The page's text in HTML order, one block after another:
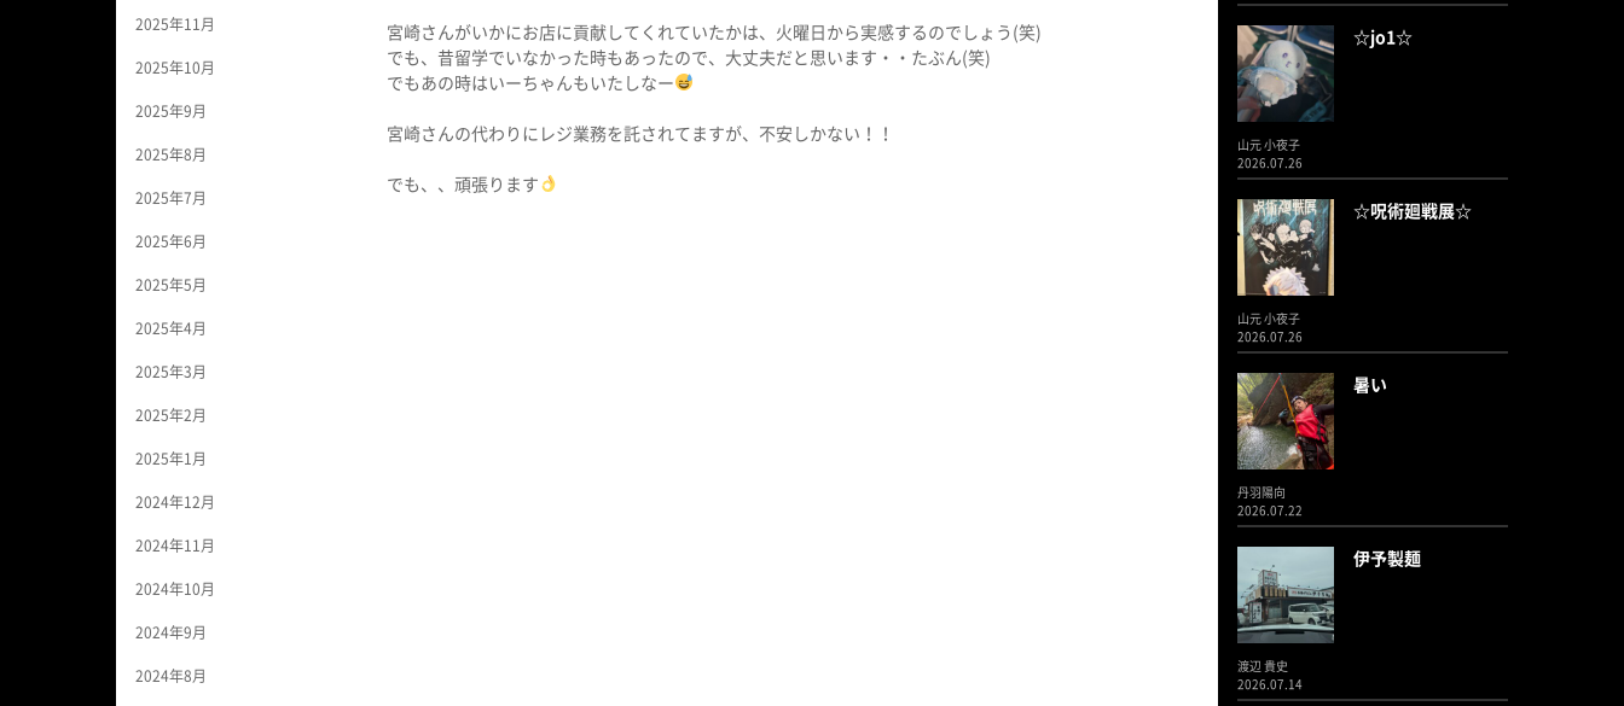
2025年11月
2025年10月
2025年9月
2025年8月
2025年7月
2025年6月
2025年5月
2025年4月
2025年3月
2025年2月
2025年1月
2024年12月
2024年11月
2024年10月
2024年9月
2024年8月
宮崎さんがいかにお店に貢献してくれていたかは、火曜日から実感するのでしょう(笑)
でも、昔留学でいなかった時もあったので、大丈夫だと思います・・たぶん(笑)
でもあの時はいーちゃんもいたしなー
宮崎さんの代わりにレジ業務を託されてますが、不安しかない！！
でも、、頑張ります
☆jo1☆
山元 小夜子
2026.07.26
☆呪術廻戦展☆
山元 小夜子
2026.07.26
暑い
丹羽陽向
2026.07.22
伊予製麺
渡辺 貴史
2026.07.14